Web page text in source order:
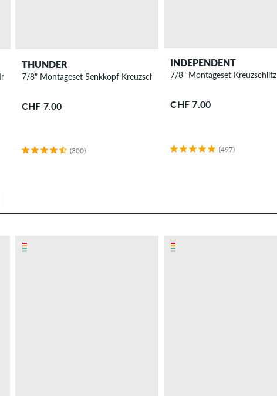
THUNDER
7/8" Montageset Senkkopf Kreuzschlitz
CHF 7.00
(300)
INDEPENDENT
7/8" Montageset Kreuzschlitz
CHF 7.00
(497)